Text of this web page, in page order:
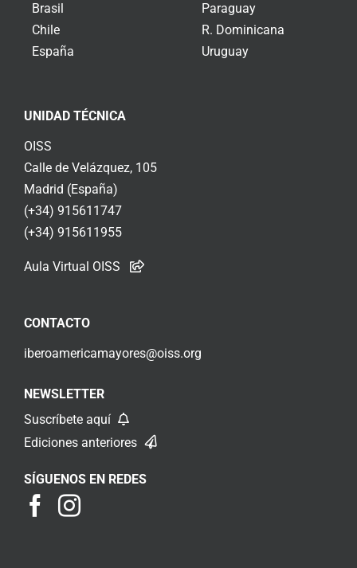
Brasil
Chile
España
Paraguay
R. Dominicana
Uruguay
UNIDAD TÉCNICA
OISS
Calle de Velázquez, 105
Madrid (España)
(+34) 915611747
(+34) 915611955
Aula Virtual OISS
CONTACTO
iberoamericamayores@oiss.org
NEWSLETTER
Suscríbete aquí
Ediciones anteriores
SÍGUENOS EN REDES